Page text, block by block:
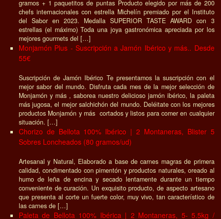
gramos + 1 paquetitos de puntas Producto elegido por más de 200
chefs internacionales con estrella Michelín premiado por el Instituto
del Sabor en 2023. Medalla SUPERIOR TASTE AWARD con 3
estrellas (el máximo) Toda una joya gastronómica apreciada por los
mejores gourmets del […]
Monjamón Plus - Suscripción a Jamón Ibérico y más.. Desde
55€
Suscripción de Jamón Ibérico Te presentamos la suscripción con el
mejor sabor del mundo. Disfruta cada mes de la mejor selección de
Monjamón y más , saborea nuestro delicioso jamón ibérico, la paleta
más jugosa, el mejor salchichón del mundo. Deléitate con los mejores
productos Monjamón y más cortados y listos para comer en cualquier
situación. […]
Chorizo de Bellota 100% Ibérico | 2 Montaneras, Blister 5
Sobres Loncheados (80 gramos/ud)
Artesanal y Natural, Elaborado a base de carnes magras de primera
calidad, condimentado con pimentón y productos naturales, oreado al
humo de leña de encina y secado lentamente durante un tiempo
conveniente de curación. Un exquisito producto, de aspecto artesano
que presenta al corte un fuerte color, muy vivo, tan característico de
las carnes de […]
Paleta de Bellota 100% Ibérica | 2 Montaneras, 5- 5.5kg /